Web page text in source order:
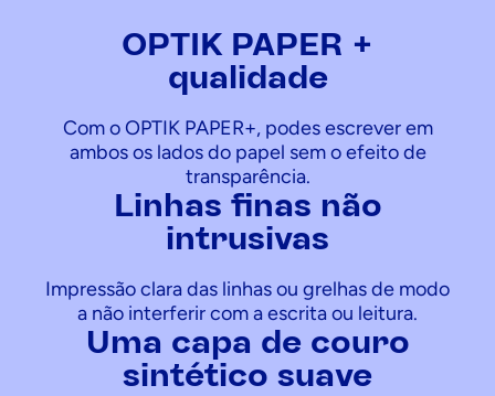
OPTIK PAPER +
qualidade
Com o OPTIK PAPER+, podes escrever em
ambos os lados do papel sem o efeito de
transparência.
Linhas finas não
intrusivas
Impressão clara das linhas ou grelhas de modo
a não interferir com a escrita ou leitura.
Uma capa de couro
sintético suave